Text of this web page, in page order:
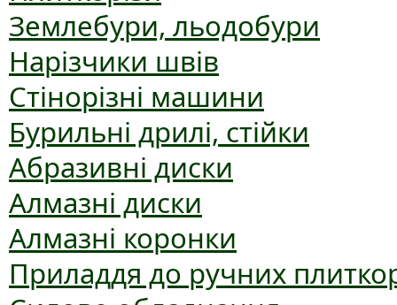
Землебури, льодобури
Нарізчики швів
Стінорізні машини
Бурильні дрилі, стійки
Абразивні диски
Алмазні диски
Алмазні коронки
Приладдя до ручних